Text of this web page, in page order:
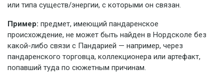
или типа существ/энергии, с которыми он связан.
Пример: предмет, имеющий пандаренское
происхождение, не может быть найден в Нордсколе без
какой-либо связи с Пандарией — например, через
пандаренского торговца, коллекционера или артефакт,
попавший туда по сюжетным причинам.